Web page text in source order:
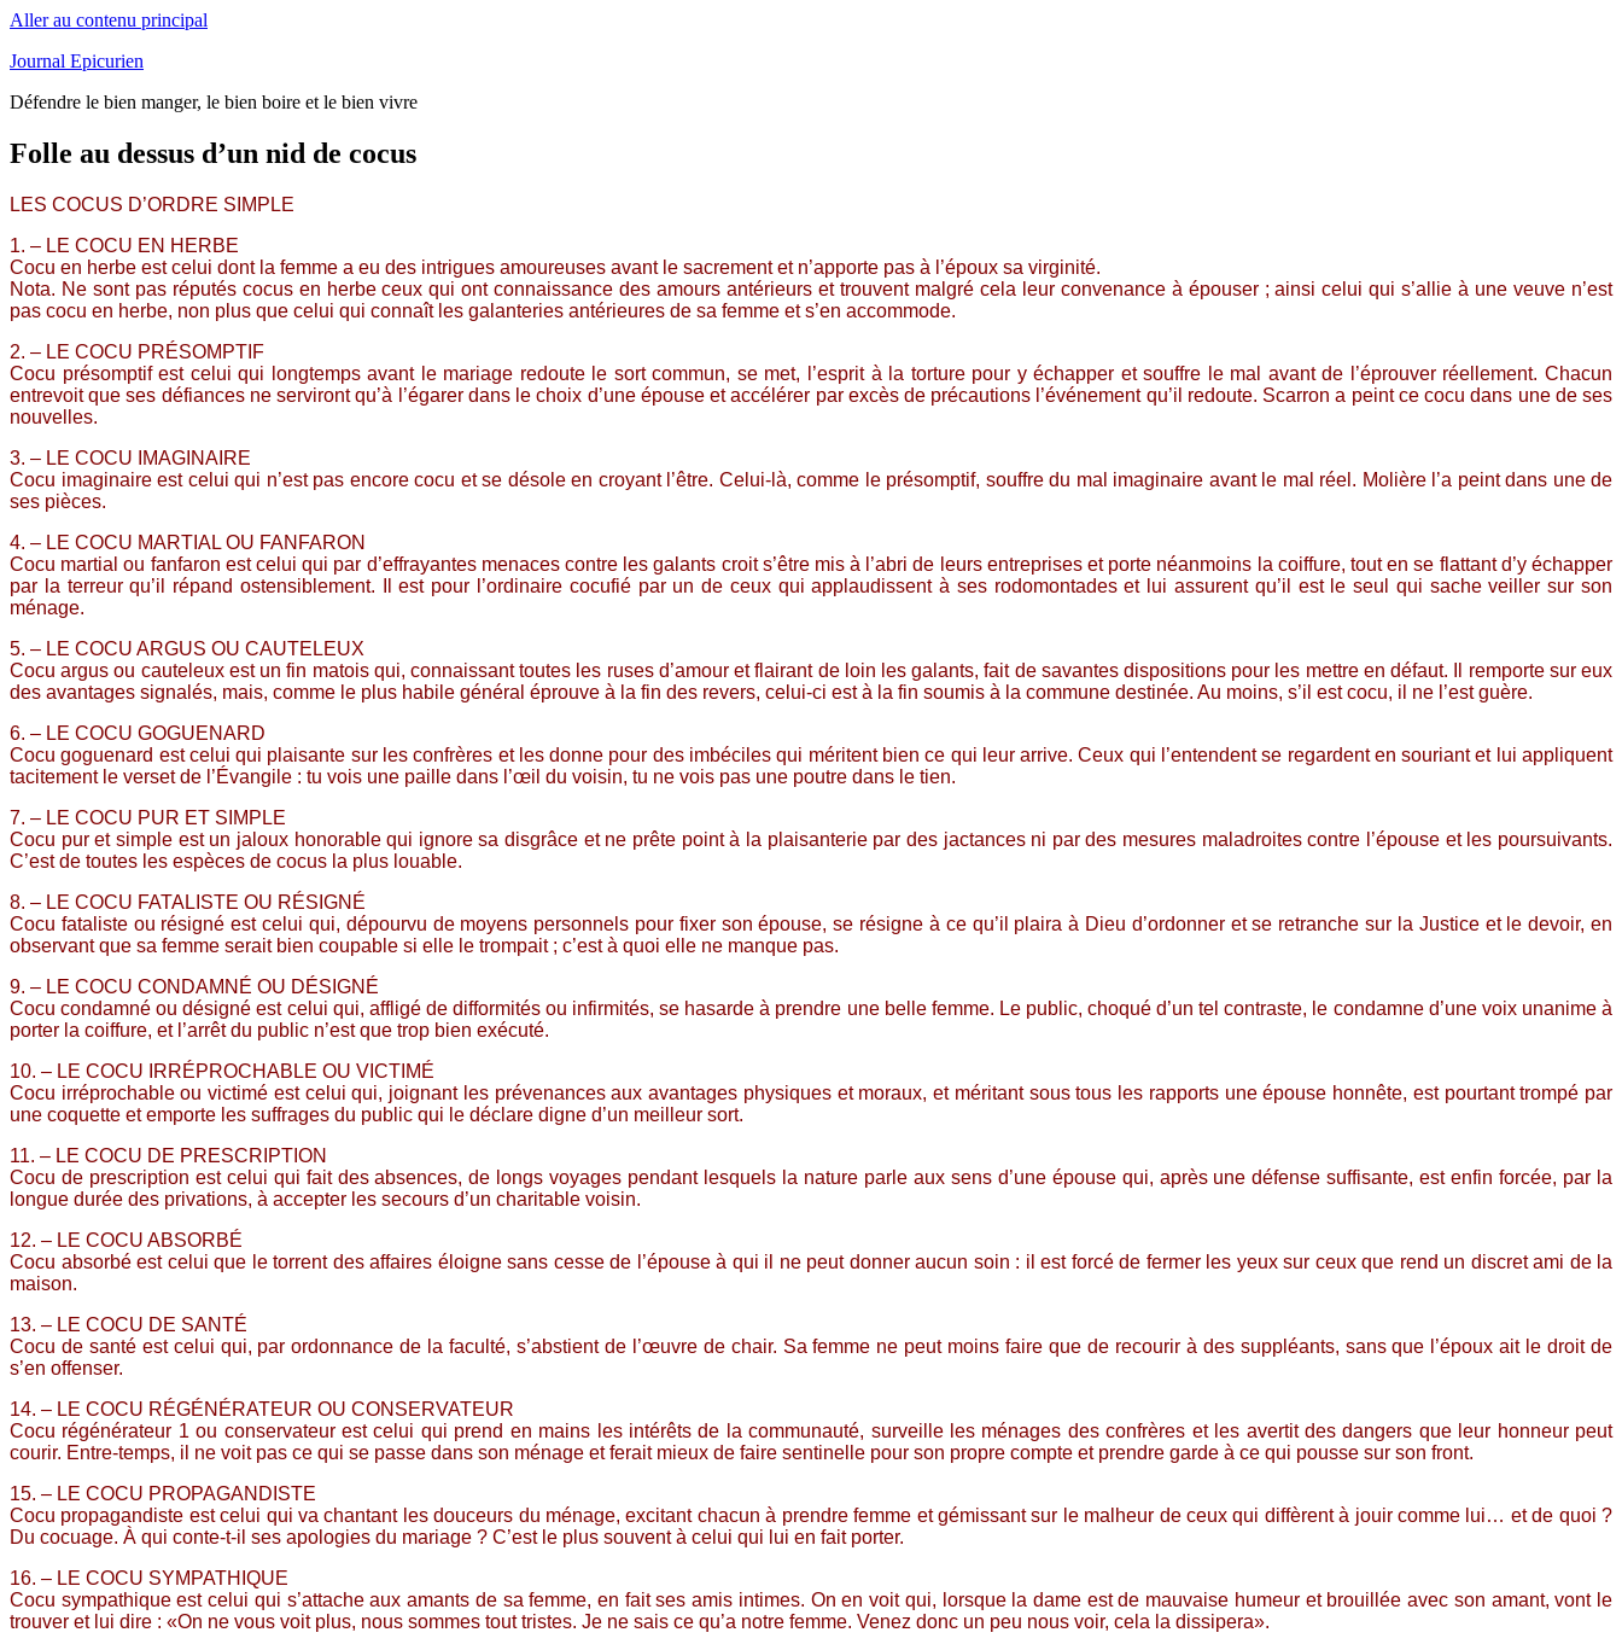
Aller au contenu principal
Journal Epicurien
Défendre le bien manger, le bien boire et le bien vivre
Folle au dessus d’un nid de cocus
LES COCUS D’ORDRE SIMPLE
1. – LE COCU EN HERBE
Cocu en herbe est celui dont la femme a eu des intrigues amoureuses avant le sacrement et n’apporte pas à l’époux sa virginité.
Nota. Ne sont pas réputés cocus en herbe ceux qui ont connaissance des amours antérieurs et trouvent malgré cela leur convenance à épouser ; ainsi celui qui s’allie à une veuve n’est
pas cocu en herbe, non plus que celui qui connaît les galanteries antérieures de sa femme et s’en accommode.
2. – LE COCU PRÉSOMPTIF
Cocu présomptif est celui qui longtemps avant le mariage redoute le sort commun, se met, l’esprit à la torture pour y échapper et souffre le mal avant de l’éprouver réellement. Chacun
entrevoit que ses défiances ne serviront qu’à l’égarer dans le choix d’une épouse et accélérer par excès de précautions l’événement qu’il redoute. Scarron a peint ce cocu dans une de ses
nouvelles.
3. – LE COCU IMAGINAIRE
Cocu imaginaire est celui qui n’est pas encore cocu et se désole en croyant l’être. Celui-là, comme le présomptif, souffre du mal imaginaire avant le mal réel. Molière l’a peint dans une de
ses pièces.
4. – LE COCU MARTIAL OU FANFARON
Cocu martial ou fanfaron est celui qui par d’effrayantes menaces contre les galants croit s’être mis à l’abri de leurs entreprises et porte néanmoins la coiffure, tout en se flattant d’y échapper
par la terreur qu’il répand ostensiblement. Il est pour l’ordinaire cocufié par un de ceux qui applaudissent à ses rodomontades et lui assurent qu’il est le seul qui sache veiller sur son
ménage.
5. – LE COCU ARGUS OU CAUTELEUX
Cocu argus ou cauteleux est un fin matois qui, connaissant toutes les ruses d’amour et flairant de loin les galants, fait de savantes dispositions pour les mettre en défaut. Il remporte sur eux
des avantages signalés, mais, comme le plus habile général éprouve à la fin des revers, celui-ci est à la fin soumis à la commune destinée. Au moins, s’il est cocu, il ne l’est guère.
6. – LE COCU GOGUENARD
Cocu goguenard est celui qui plaisante sur les confrères et les donne pour des imbéciles qui méritent bien ce qui leur arrive. Ceux qui l’entendent se regardent en souriant et lui appliquent
tacitement le verset de l’Évangile : tu vois une paille dans l’œil du voisin, tu ne vois pas une poutre dans le tien.
7. – LE COCU PUR ET SIMPLE
Cocu pur et simple est un jaloux honorable qui ignore sa disgrâce et ne prête point à la plaisanterie par des jactances ni par des mesures maladroites contre l’épouse et les poursuivants.
C’est de toutes les espèces de cocus la plus louable.
8. – LE COCU FATALISTE OU RÉSIGNÉ
Cocu fataliste ou résigné est celui qui, dépourvu de moyens personnels pour fixer son épouse, se résigne à ce qu’il plaira à Dieu d’ordonner et se retranche sur la Justice et le devoir, en
observant que sa femme serait bien coupable si elle le trompait ; c’est à quoi elle ne manque pas.
9. – LE COCU CONDAMNÉ OU DÉSIGNÉ
Cocu condamné ou désigné est celui qui, affligé de difformités ou infirmités, se hasarde à prendre une belle femme. Le public, choqué d’un tel contraste, le condamne d’une voix unanime à
porter la coiffure, et l’arrêt du public n’est que trop bien exécuté.
10. – LE COCU IRRÉPROCHABLE OU VICTIMÉ
Cocu irréprochable ou victimé est celui qui, joignant les prévenances aux avantages physiques et moraux, et méritant sous tous les rapports une épouse honnête, est pourtant trompé par
une coquette et emporte les suffrages du public qui le déclare digne d’un meilleur sort.
11. – LE COCU DE PRESCRIPTION
Cocu de prescription est celui qui fait des absences, de longs voyages pendant lesquels la nature parle aux sens d’une épouse qui, après une défense suffisante, est enfin forcée, par la
longue durée des privations, à accepter les secours d’un charitable voisin.
12. – LE COCU ABSORBÉ
Cocu absorbé est celui que le torrent des affaires éloigne sans cesse de l’épouse à qui il ne peut donner aucun soin : il est forcé de fermer les yeux sur ceux que rend un discret ami de la
maison.
13. – LE COCU DE SANTÉ
Cocu de santé est celui qui, par ordonnance de la faculté, s’abstient de l’œuvre de chair. Sa femme ne peut moins faire que de recourir à des suppléants, sans que l’époux ait le droit de
s’en offenser.
14. – LE COCU RÉGÉNÉRATEUR OU CONSERVATEUR
Cocu régénérateur 1 ou conservateur est celui qui prend en mains les intérêts de la communauté, surveille les ménages des confrères et les avertit des dangers que leur honneur peut
courir. Entre-temps, il ne voit pas ce qui se passe dans son ménage et ferait mieux de faire sentinelle pour son propre compte et prendre garde à ce qui pousse sur son front.
15. – LE COCU PROPAGANDISTE
Cocu propagandiste est celui qui va chantant les douceurs du ménage, excitant chacun à prendre femme et gémissant sur le malheur de ceux qui diffèrent à jouir comme lui… et de quoi ?
Du cocuage. À qui conte-t-il ses apologies du mariage ? C’est le plus souvent à celui qui lui en fait porter.
16. – LE COCU SYMPATHIQUE
Cocu sympathique est celui qui s’attache aux amants de sa femme, en fait ses amis intimes. On en voit qui, lorsque la dame est de mauvaise humeur et brouillée avec son amant, vont le
trouver et lui dire : «On ne vous voit plus, nous sommes tout tristes. Je ne sais ce qu’a notre femme. Venez donc un peu nous voir, cela la dissipera».